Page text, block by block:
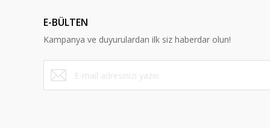
E-BÜLTEN
Kampanya ve duyurulardan ilk siz haberdar olun!